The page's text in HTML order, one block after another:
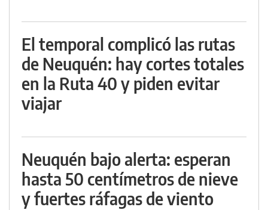
El temporal complicó las rutas
de Neuquén: hay cortes totales
en la Ruta 40 y piden evitar
viajar
Neuquén bajo alerta: esperan
hasta 50 centímetros de nieve
y fuertes ráfagas de viento